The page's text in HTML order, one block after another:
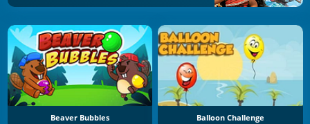
Beaver Bubbles Balloon Challenge